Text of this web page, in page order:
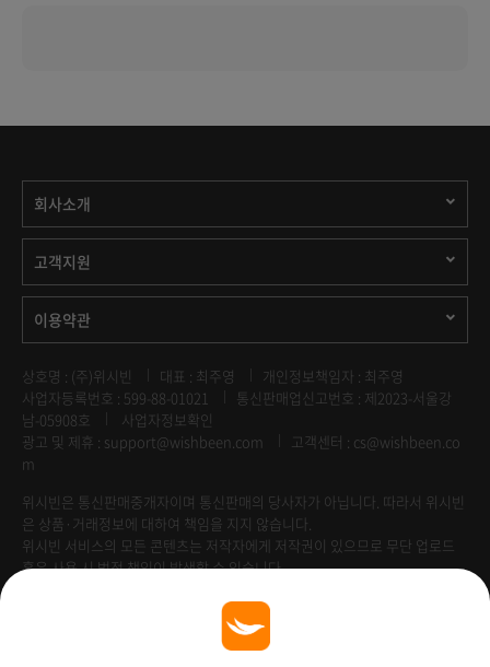
회사소개
고객지원
이용약관
상호명 : (주)위시빈 대표 : 최주영
개인정보책임자 : 최주영
사업자등록번호 : 599-88-01021
통신판매업신고번호 : 제2023-서울강
남-05908호
사업자정보확인
광고 및 제휴 : support@wishbeen.com
고객센터 : cs@wishbeen.co
m
위시빈은 통신판매중개자이며 통신판매의 당사자가 아닙니다. 따라서 위시빈
은 상품·거래정보에 대하여 책임을 지지 않습니다.
위시빈 서비스의 모든 콘텐츠는 저작자에게 저작권이 있으므로 무단 업로드
혹은 사용 시 법적 책임이 발생할 수 있습니다.